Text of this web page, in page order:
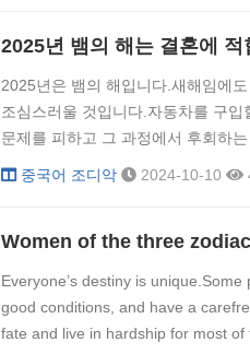
2025년 뱀의 해는 결혼에
2025년은 뱀의 해입니다.새해임에
조심스러울 것입니다.자동차를 구
문제를 피하고 그 과정에서 후회하
겠습니다./p˃ 황도대 별자리와 결혼
중국어 조디악 2024-10-10
Everyone’s destiny is
good conditions, and have a
fate and live in hardship for most of